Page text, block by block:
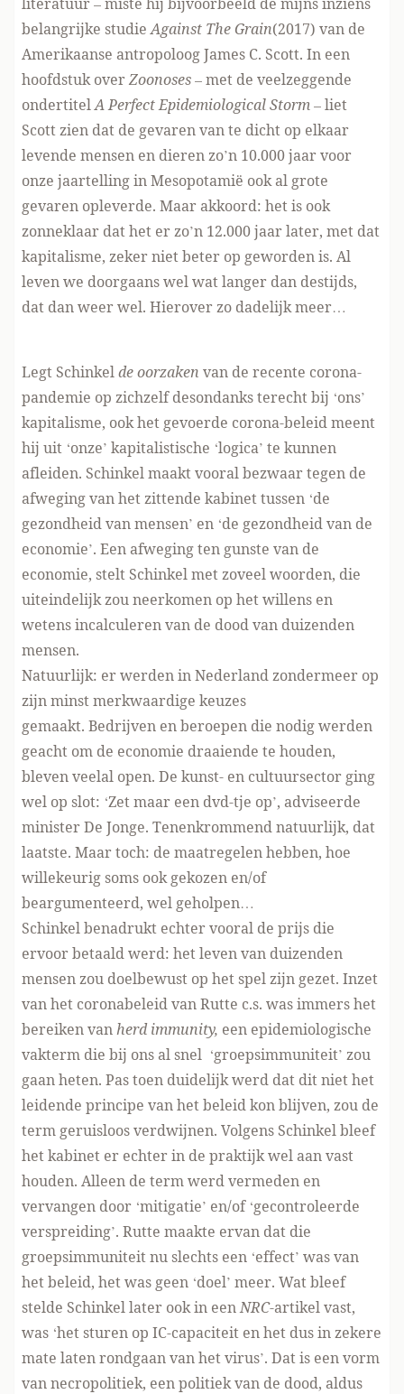
belangrijke studieAgainst The Grain(2017) van de
Amerikaanse antropoloog James C. Scott. In een
hoofdstuk overZoonoses– met de veelzeggende
ondertitelA Perfect Epidemiological Storm– liet
Scott zien dat de gevaren van te dicht op elkaar
levende mensen en dieren zo’n 10.000 jaar voor
onze jaartelling in Mesopotamië ook al grote
gevaren opleverde. Maar akkoord: het is ook
zonneklaar dat het er zo’n 12.000 jaar later, met dat
kapitalisme, zeker niet beter op geworden is. Al
leven we doorgaans wel wat langer dan destijds,
dat dan weer wel. Hierover zo dadelijk meer…
Legt Schinkelde oorzaken van de recente corona-
pandemie op zichzelf desondanks terecht bij ‘ons’
kapitalisme, ook het gevoerde corona-beleid meent
hij uit ‘onze’ kapitalistische ‘logica’ te kunnen
afleiden. Schinkel maakt vooral bezwaar tegen de
afweging van het zittende kabinet tussen ‘de
gezondheid van mensen’ en ‘de gezondheid van de
economie’. Een afweging ten gunste van de
economie, stelt Schinkel met zoveel woorden, die
uiteindelijk zou neerkomen op het willens en
wetens incalculeren van de dood van duizenden
mensen.
Natuurlijk: er werden in Nederland zondermeer op
zijn minst merkwaardige keuzes
gemaakt. Bedrijven en beroepen die nodig werden
geacht om de economie draaiende te houden,
bleven veelal open. De kunst- en cultuursector ging
wel op slot: ‘Zet maar een dvd-tje op’, adviseerde
minister De Jonge. Tenenkrommend natuurlijk, dat
laatste. Maar toch: de maatregelen hebben, hoe
willekeurig soms ook gekozen en/of
beargumenteerd, wel geholpen…
Schinkel benadrukt echter vooral de prijs die
ervoor betaald werd: het leven van duizenden
mensen zou doelbewust op het spel zijn gezet. Inzet
van het coronabeleid van Rutte c.s. was immers het
bereiken vanherd immunity, een epidemiologische
vakterm die bij ons al snel ‘groepsimmuniteit’ zou
gaan heten. Pas toen duidelijk werd dat dit niet het
leidende principe van het beleid kon blijven, zou de
term geruisloos verdwijnen. Volgens Schinkel bleef
het kabinet er echter in de praktijk wel aan vast
houden. Alleen de term werd vermeden en
vervangen door ‘mitigatie’ en/of ‘gecontroleerde
verspreiding’. Rutte maakte ervan dat die
groepsimmuniteit nu slechts een ‘effect’ was van
het beleid, het was geen ‘doel’ meer. Wat bleef
stelde Schinkel later ook in eenNRC-artikel vast,
was ‘het sturen op IC-capaciteit en het dus in zekere
mate laten rondgaan van het virus’. Dat is een vorm
van necropolitiek, een politiek van de dood, aldus